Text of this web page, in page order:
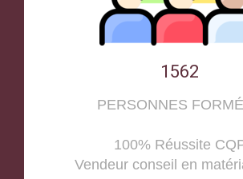
1562
PERSONNES
100% Réussite
Vendeur conseil en